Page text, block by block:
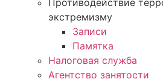
экстремизму
Записи
Памятка
Налоговая служба
Агентство занятости